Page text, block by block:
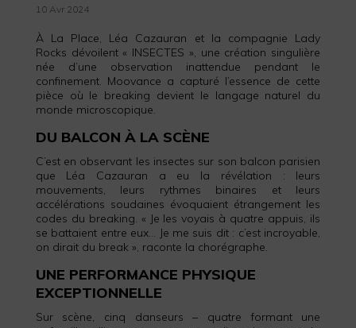
10 Avr 2024
À La Place, Léa Cazauran et la compagnie Lady
Rocks dévoilent « INSECTES », une création singulière
née d’une observation inattendue pendant le
confinement. Moovance a capturé l’essence de cette
pièce où le breaking devient le langage naturel du
monde microscopique.
DU BALCON À LA SCÈNE
C’est en observant les insectes sur son balcon parisien
que Léa Cazauran a eu la révélation : leurs
mouvements, leurs rythmes binaires et leurs
accélérations soudaines évoquaient étrangement les
codes du breaking. « Je les voyais à quatre appuis, ils
se battaient entre eux… Je me suis dit : c’est incroyable,
on dirait du break », raconte la chorégraphe.
UNE PERFORMANCE PHYSIQUE
EXCEPTIONNELLE
Sur scène, cinq danseurs – quatre formant une